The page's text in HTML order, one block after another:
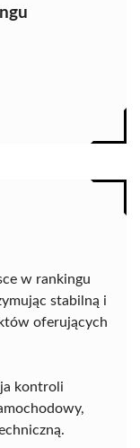
w rankingu
stabilną i
oferujących
kontroli